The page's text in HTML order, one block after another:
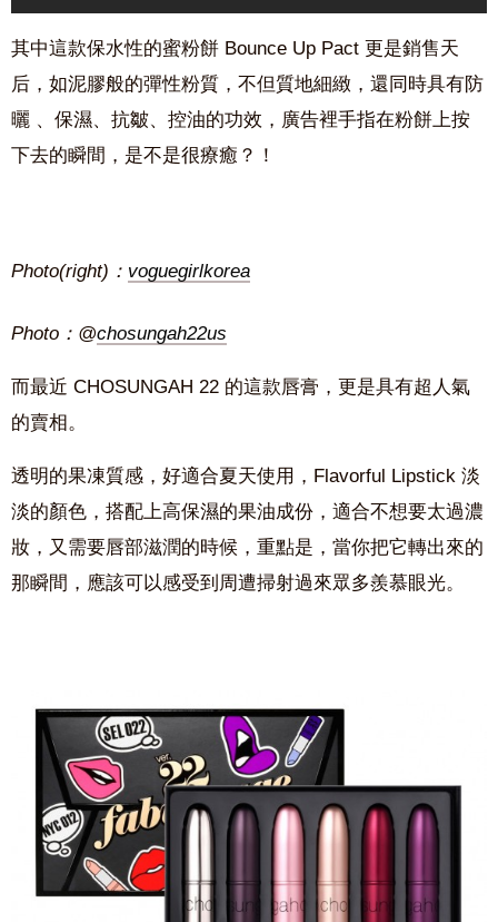
其中這款保水性的蜜粉餅 Bounce Up Pact 更是銷售天
后，如泥膠般的彈性粉質，不但質地細緻，還同時具有防
曬 、保濕、抗皺、控油的功效，廣告裡手指在粉餅上按
下去的瞬間，是不是很療癒？！
Photo(right)： voguegirlkorea
Photo：@chosungah22us
而最近 CHOSUNGAH 22 的這款唇膏，更是具有超人氣
的賣相。
透明的果凍質感，好適合夏天使用，Flavorful Lipstick 淡
淡的顏色，搭配上高保濕的果油成份，適合不想要太過濃
妝，又需要唇部滋潤的時候，重點是，當你把它轉出來的
那瞬間，應該可以感受到周遭掃射過來眾多羨慕眼光。